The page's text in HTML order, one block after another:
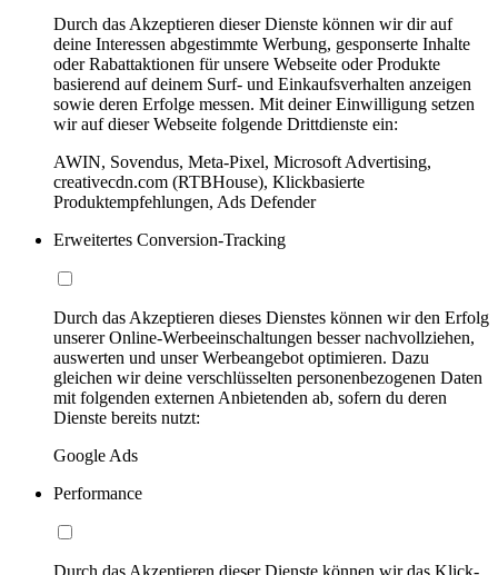
Durch das Akzeptieren dieser Dienste können wir dir auf
deine Interessen abgestimmte Werbung, gesponserte Inhalte
oder Rabattaktionen für unsere Webseite oder Produkte
basierend auf deinem Surf- und Einkaufsverhalten anzeigen
sowie deren Erfolge messen. Mit deiner Einwilligung setzen
wir auf dieser Webseite folgende Drittdienste ein:
AWIN, Sovendus, Meta-Pixel, Microsoft Advertising,
creativecdn.com (RTBHouse), Klickbasierte
Produktempfehlungen, Ads Defender
Erweitertes Conversion-Tracking
Durch das Akzeptieren dieses Dienstes können wir den Erfolg
unserer Online-Werbeeinschaltungen besser nachvollziehen,
auswerten und unser Werbeangebot optimieren. Dazu
gleichen wir deine verschlüsselten personenbezogenen Daten
mit folgenden externen Anbietenden ab, sofern du deren
Dienste bereits nutzt:
Google Ads
Performance
Durch das Akzeptieren dieser Dienste können wir das Klick-